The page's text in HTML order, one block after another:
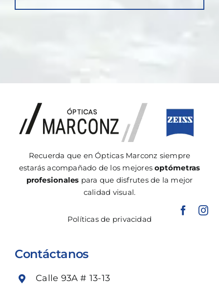
Recuerda que en Ópticas Marconz siempre
estarás acompañado de los mejoresoptómetras
profesionales para que disfrutes de la mejor
calidad visual.
Políticas de privacidad
Contáctanos
Calle 93A # 13-13